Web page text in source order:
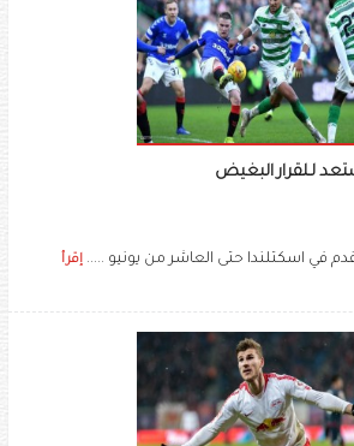
لـلقرار البغيض
في اسكتلندا حتى العاشر من يونيو ..... إقرأ